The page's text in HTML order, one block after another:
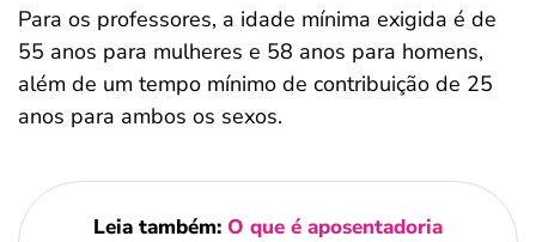
Para os professores, a idade mínima exigida é de
55 anos para mulheres e 58 anos para homens,
além de um tempo mínimo de contribuição de 25
anos para ambos os sexos.
Leia também: O que é aposentadoria